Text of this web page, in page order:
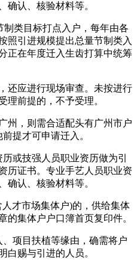
确认、核验材料等。
类目标打点入户，每年由各
照引进规模提出总量节制类入
正在年度迁入生齿打算中统筹
应进行现场审查。未按进行
理前提的，不予受理。
，则需合适配头有广州市户
提才可申请迁入。
技强人员职业资历做为引
历证书。专业手艺人员职业资
确认、核验材料等。
才市场集体户)的，供给集体
的集体户户口簿首页复印件。
项目扶植等缘由，确需将户
白赐与引进的人员。